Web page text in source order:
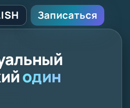
Записаться
один